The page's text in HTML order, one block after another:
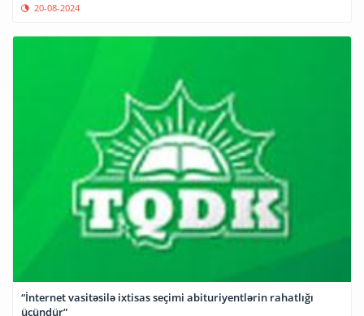
20-08-2024
“İnternet vasitəsilə ixtisas seçimi abituriyentlərin rahatlığı
üçündür”